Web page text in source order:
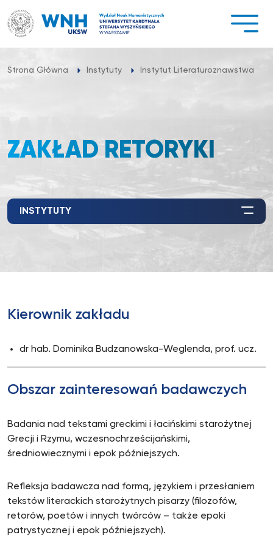
do
treści
Strona Główna Instytuty Instytut Literaturoznawstwa
ZAKŁAD RETORYKI
INSTYTUTY
Kierownik zakładu
dr hab. Dominika Budzanowska-Weglenda, prof. ucz.
Obszar zainteresowań badawczych
Badania nad tekstami greckimi i łacińskimi starożytnej
Grecji i Rzymu, wczesnochrześcijańskimi,
średniowiecznymi i epok późniejszych.
Refleksja badawcza nad formą, językiem i przesłaniem
tekstów literackich starożytnych pisarzy (filozofów,
retorów, poetów i innych twórców – także epoki
patrystycznej i epok późniejszych).